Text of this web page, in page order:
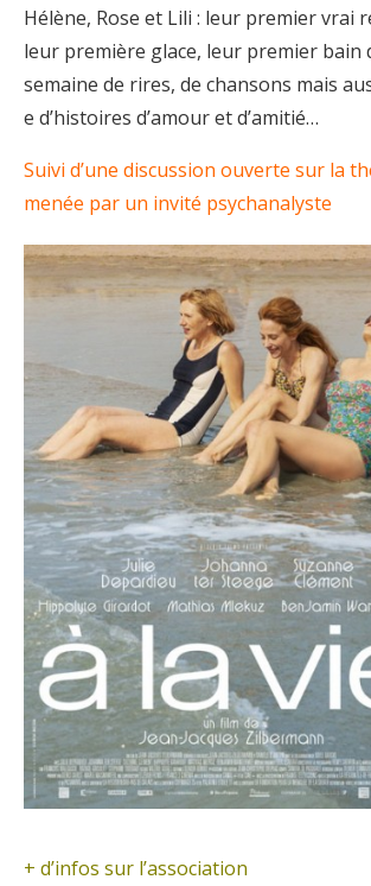
Hélène, Rose et Lili : leur premier vrai
leur première glace, leur premier bain
semaine de rires, de chansons mais
e d’histoires d’amour et d’amitié…
Suivi d’une discussion ouverte sur la
menée par un invité psychanalyste
+ d’infos sur l’association